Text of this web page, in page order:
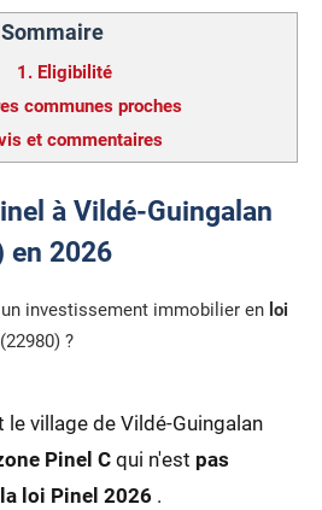
Sommaire
1. Eligibilité
communes proches
et commentaires
à Vildé-Guingalan
en 2026
investissement immobilier en loi
(22980) ?
le village de Vildé-Guingalan
Pinel Cqui n'est pas
loi Pinel 2026 .